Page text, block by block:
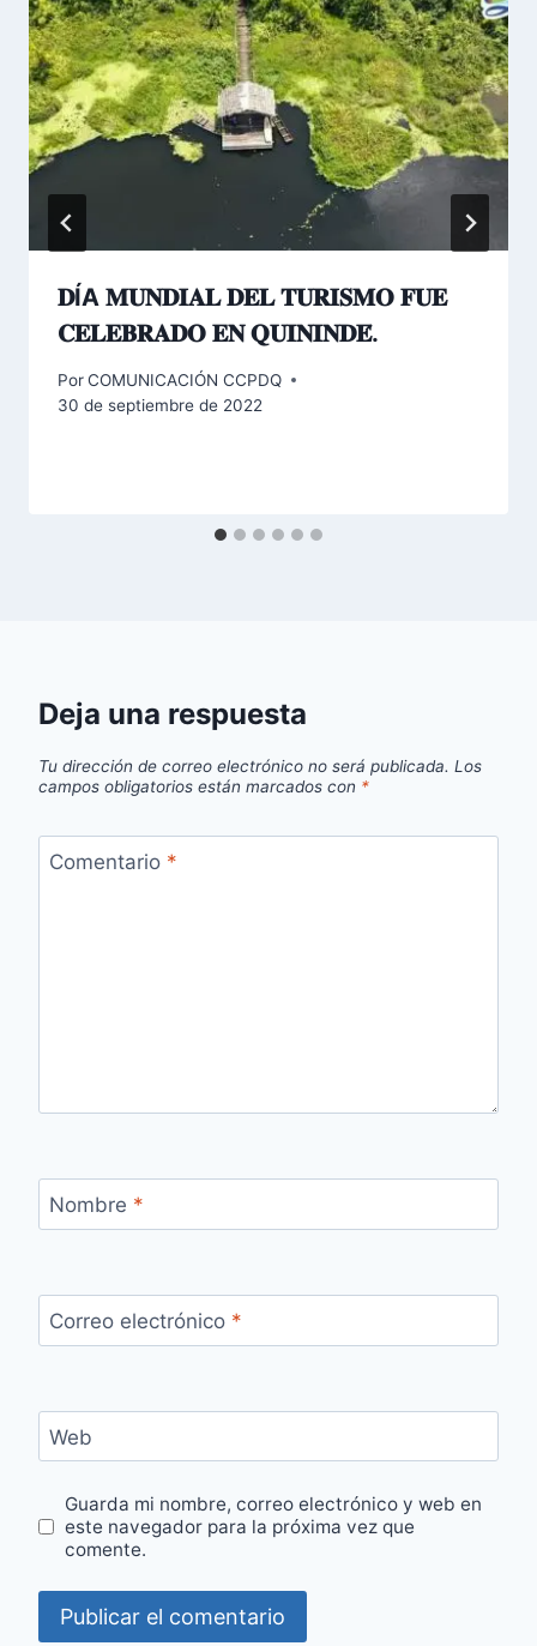
𝐃ÍA 𝐌𝐔𝐍𝐃𝐈𝐀𝐋 𝐃𝐄𝐋 𝐓𝐔𝐑𝐈𝐒𝐌𝐎 𝐅𝐔𝐄
𝐂𝐄𝐋𝐄𝐁𝐑𝐀𝐃𝐎 𝐄𝐍 𝐐𝐔𝐈𝐍𝐈𝐍𝐃𝐄́.
PorCOMUNICACIÓN CCPDQ
30 de septiembre de 2022
Deja una respuesta
Tu dirección de correo electrónico no será publicada. Los
campos obligatorios están marcados con *
Comentario *
Nombre *
Correo electrónico *
Web
Guarda mi nombre, correo electrónico y web en
este navegador para la próxima vez que
comente.